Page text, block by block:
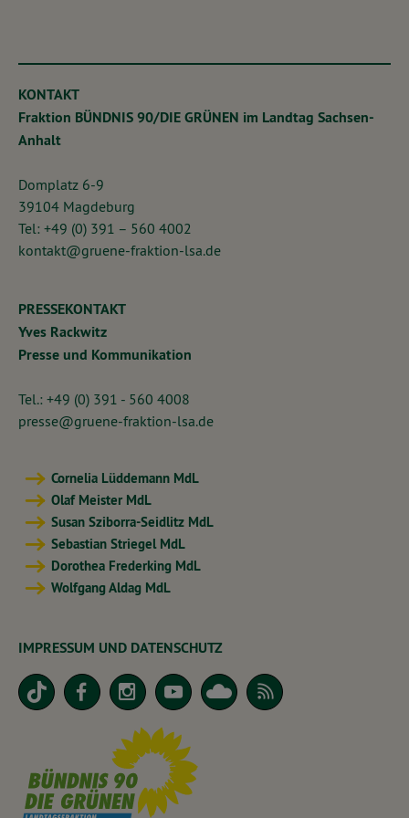
KONTAKT
Fraktion BÜNDNIS 90/DIE GRÜNEN im Landtag Sachsen-
Anhalt
Domplatz 6-9
39104 Magdeburg
Tel: +49 (0) 391 – 560 4002
kontakt@gruene-fraktion-lsa.de
PRESSEKONTAKT
Yves Rackwitz
Presse und Kommunikation
Tel.: +49 (0) 391 - 560 4008
presse@gruene-fraktion-lsa.de
Cornelia Lüddemann MdL
Olaf Meister MdL
Susan Sziborra-Seidlitz MdL
Sebastian Striegel MdL
Dorothea Frederking MdL
Wolfgang Aldag MdL
IMPRESSUM UND DATENSCHUTZ